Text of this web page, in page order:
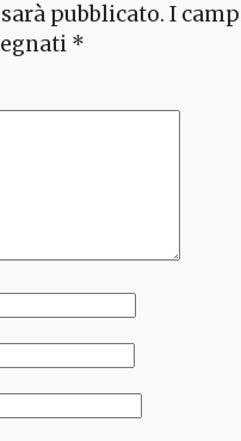
pubblicato. I
*